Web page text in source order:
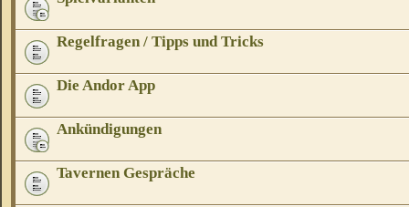
Regelfragen / Tipps und Tricks
Die Andor App
Ankündigungen
Tavernen Gespräche